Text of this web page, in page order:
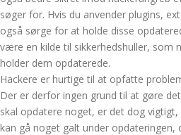
søger for. Hvis du anvender plugins,
også sørge for at holde disse
være en kilde til sikkerhedshuller, som
holder dem opdaterede.
Hackere er hurtige til at opfatte
Der er derfor ingen grund til at gøre
skal opdatere noget, er det dog
kan gå noget galt under